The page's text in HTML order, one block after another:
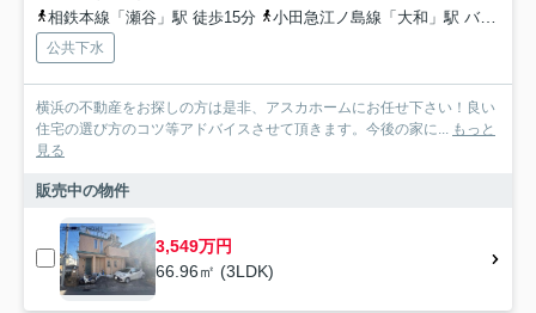
相鉄本線「瀬谷」駅 徒歩15分
小田急江ノ島線「大和」駅 バス26分 神奈川県大和市「大和東小学校」 停歩10分
公共下水
横浜の不動産をお探しの方は是非、アスカホームにお任せ下さい！良い
住宅の選び方のコツ等アドバイスさせて頂きます。今後の家に...
もっと
見る
販売中の物件
3,549万円
66.96㎡ (3LDK)